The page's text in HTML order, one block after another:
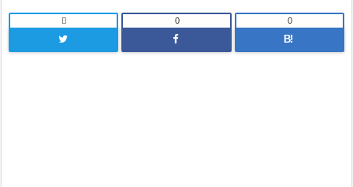
 0
B!
0